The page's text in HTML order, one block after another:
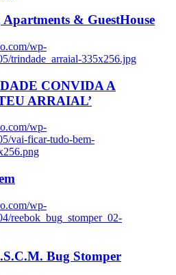
Apartments & GuestHouse
wp-
trindade_arraial-335x256.jpg
CONVIDA A
ARRAIAL’
wp-
vai-ficar-tudo-bem-
wp-
reebok_bug_stomper_02-
Bug Stomper